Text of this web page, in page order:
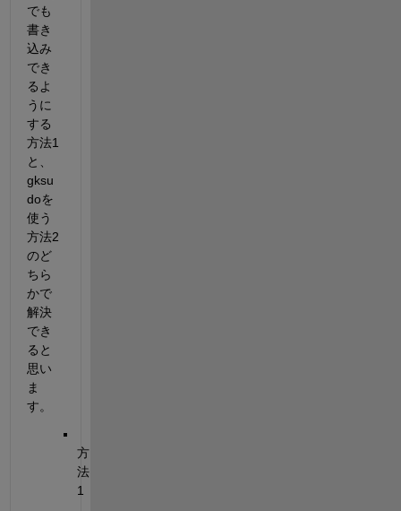
でも
書き
込み
でき
るよ
うに
する
方法1
と、
gksu
doを
使う
方法2
のど
ちら
かで
解決
でき
ると
思い
ま
す。
方
法